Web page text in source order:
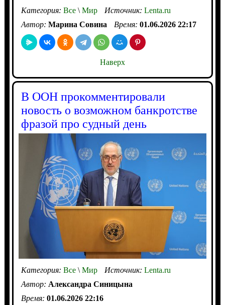
Категория: Все\Мир Источник: Lenta.ru
Автор: Марина Совина Время: 01.06.2026 22:17
Наверх
В ООН прокомментировали
новость о возможном банкротстве
фразой про судный день
Категория: Все\Мир Источник: Lenta.ru
Автор: Александра Синицына
Время: 01.06.2026 22:16